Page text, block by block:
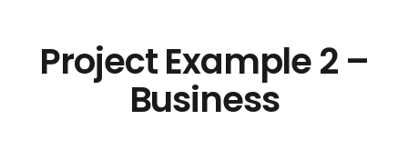
Project Example 2 –
Business